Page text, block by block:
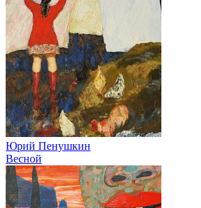
Юрий Пенушкин
Весной